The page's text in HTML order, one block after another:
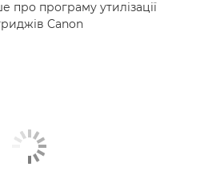
про програму утилізації
Canon